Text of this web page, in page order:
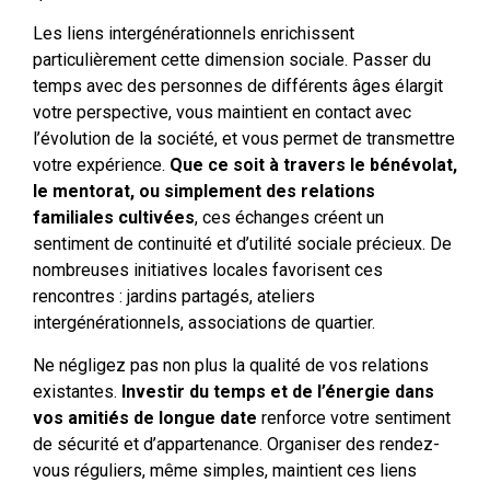
Les liens intergénérationnels enrichissent
particulièrement cette dimension sociale. Passer du
temps avec des personnes de différents âges élargit
votre perspective, vous maintient en contact avec
l’évolution de la société, et vous permet de transmettre
votre expérience. Que ce soit à travers le bénévolat,
le mentorat, ou simplement des relations
familiales cultivées, ces échanges créent un
sentiment de continuité et d’utilité sociale précieux. De
nombreuses initiatives locales favorisent ces
rencontres : jardins partagés, ateliers
intergénérationnels, associations de quartier.
Ne négligez pas non plus la qualité de vos relations
existantes. Investir du temps et de l’énergie dans
vos amitiés de longue date renforce votre sentiment
de sécurité et d’appartenance. Organiser des rendez-
vous réguliers, même simples, maintient ces liens